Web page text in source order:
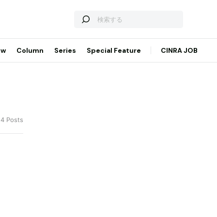
Column Series Special Feature CINRA JOB
Posts